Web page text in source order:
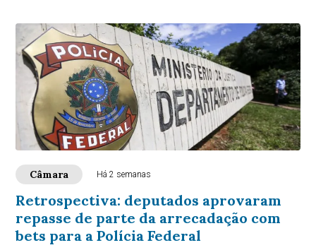
Câmara Há 2 semanas
Retrospectiva: deputados aprovaram
repasse de parte da arrecadação com
bets para a Polícia Federal